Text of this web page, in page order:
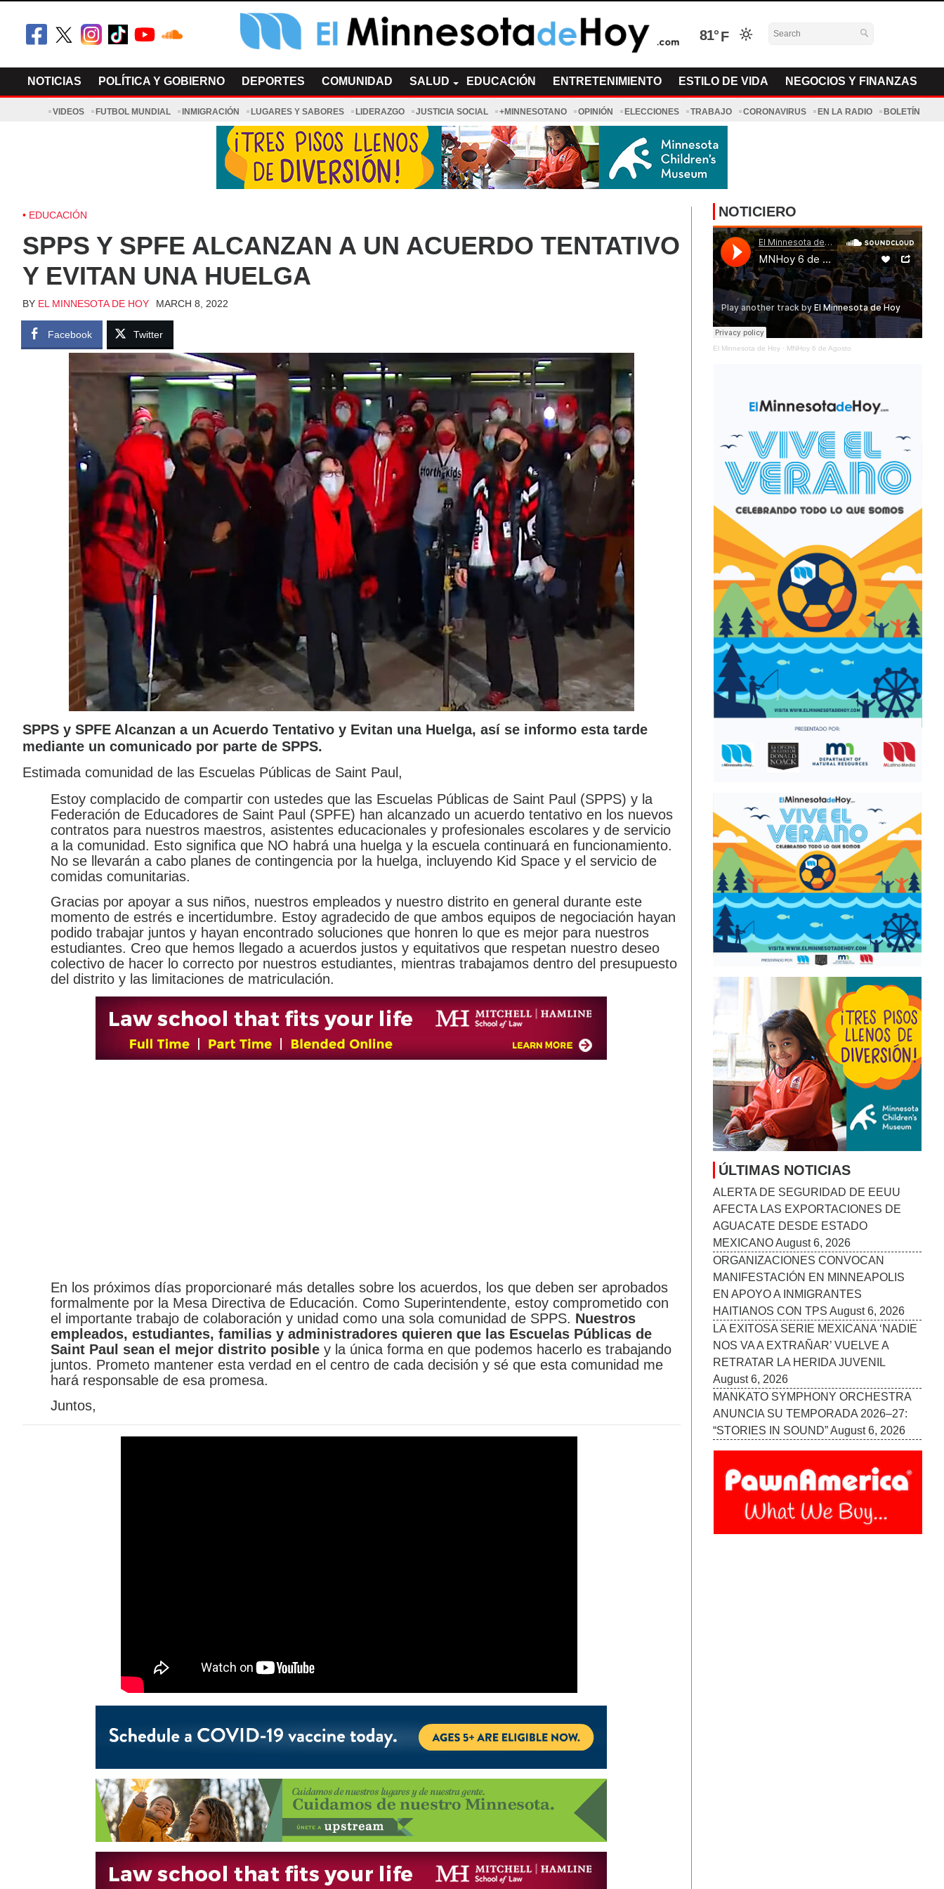
81°
NOTICIAS POLÍTICA Y GOBIERNO DEPORTES COMUNIDAD SALUD EDUCACIÓN ENTRETENIMIENTO ESTILO DE VIDA NEGOCIOS Y FINANZAS
VIDEOS FUTBOL MUNDIAL INMIGRACIÓN LUGARES Y SABORES LIDERAZGO JUSTICIA SOCIAL +MINNESOTANO OPINIÓN ELECCIONES TRABAJO CORONAVIRUS EN LA RADIO BOLETÍN
EDUCACIÓN
SPPS Y SPFE ALCANZAN A UN ACUERDO TENTATIVO
Y EVITAN UNA HUELGA
BY EL MINNESOTA DE HOY MARCH 8, 2022
Facebook Twitter
SPPS y SPFE Alcanzan a un Acuerdo Tentativo y Evitan una Huelga, así se informo esta tarde
mediante un comunicado por parte de SPPS.
Estimada comunidad de las Escuelas Públicas de Saint Paul,
Estoy complacido de compartir con ustedes que las Escuelas Públicas de Saint Paul (SPPS) y la
Federación de Educadores de Saint Paul (SPFE) han alcanzado un acuerdo tentativo en los nuevos
contratos para nuestros maestros, asistentes educacionales y profesionales escolares y de servicio
a la comunidad. Esto significa que NO habrá una huelga y la escuela continuará en funcionamiento.
No se llevarán a cabo planes de contingencia por la huelga, incluyendo Kid Space y el servicio de
comidas comunitarias.
Gracias por apoyar a sus niños, nuestros empleados y nuestro distrito en general durante este
momento de estrés e incertidumbre. Estoy agradecido de que ambos equipos de negociación hayan
podido trabajar juntos y hayan encontrado soluciones que honren lo que es mejor para nuestros
estudiantes. Creo que hemos llegado a acuerdos justos y equitativos que respetan nuestro deseo
colectivo de hacer lo correcto por nuestros estudiantes, mientras trabajamos dentro del presupuesto
del distrito y las limitaciones de matriculación.
En los próximos días proporcionaré más detalles sobre los acuerdos, los que deben ser aprobados
formalmente por la Mesa Directiva de Educación. Como Superintendente, estoy comprometido con
el importante trabajo de colaboración y unidad como una sola comunidad de SPPS. Nuestros
empleados, estudiantes, familias y administradores quieren que las Escuelas Públicas de
Saint Paul sean el mejor distrito posible y la única forma en que podemos hacerlo es trabajando
juntos. Prometo mantener esta verdad en el centro de cada decisión y sé que esta comunidad me
hará responsable de esa promesa.
Juntos,
NOTICIERO
El Minnesota de Hoy· MNHoy 6 de Agosto
ÚLTIMAS NOTICIAS
AFECTA LAS EXPORTACIONES DE
AGUACATE DESDE ESTADO
MEXICANOAugust 6, 2026
ORGANIZACIONES CONVOCAN
MANIFESTACIÓN EN MINNEAPOLIS
EN APOYO A INMIGRANTES
HAITIANOS CON TPSAugust 6, 2026
LA EXITOSA SERIE MEXICANA ‘NADIE
NOS VA A EXTRAÑAR’ VUELVE A
RETRATAR LA HERIDA JUVENIL
MANKATO SYMPHONY ORCHESTRA
ANUNCIA SU TEMPORADA 2026–27:
“STORIES IN SOUND” August 6, 2026